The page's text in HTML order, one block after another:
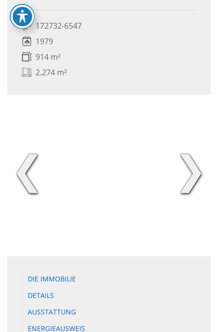
172732-6547
1979
914 m²
2.274 m²
❮ ❯
DIE IMMOBILIE
DETAILS
AUSSTATTUNG
ENERGIEAUSWEIS